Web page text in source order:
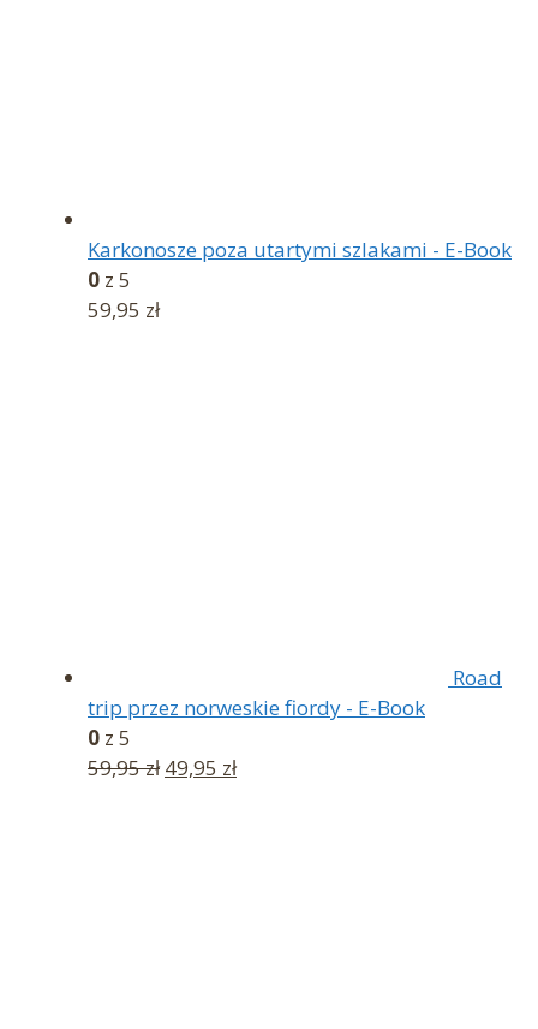
Karkonosze poza utartymi szlakami - E-Book
0 z 5
59,95 zł
Road
trip przez norweskie fiordy - E-Book
0 z 5
59,95zł Pierwotna
49,95 złAktualna